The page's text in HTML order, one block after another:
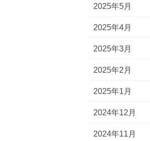
2025年5月
2025年4月
2025年3月
2025年2月
2025年1月
2024年12月
2024年11月